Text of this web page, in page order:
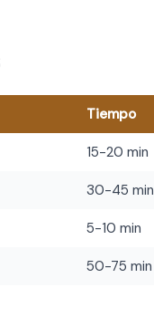
Tiempo
15-20 min
30-45 min
5-10 min
50-75 min